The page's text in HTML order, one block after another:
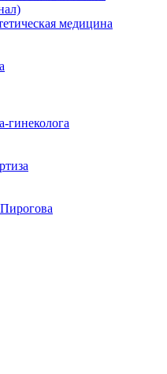
медицина
гинеколога